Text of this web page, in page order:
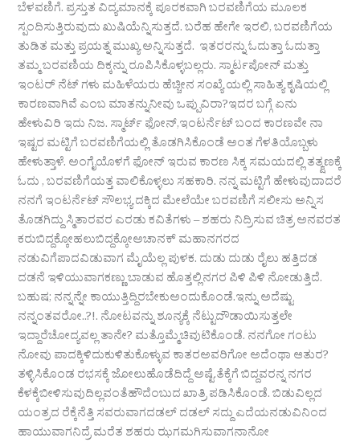
ಬೆಳವಣಿಗೆ. ಪ್ರಸ್ತುತ ವಿದ್ಯಮಾನಕ್ಕೆ ಪೂರಕವಾಗಿ ಬರವಣಿಗೆಯ ಮೂಲಕ
ಸ್ಪಂದಿಸುತ್ತಿರುವುದು ಖುಷಿಯೆನ್ನಿಸುತ್ತದೆ. ಬರೆಹ ಹೇಗೇ ಇರಲಿ, ಬರವಣಿಗೆಯ
ತುಡಿತ ಮತ್ತು ಪ್ರಯತ್ನ ಮುಖ್ಯ ಅನ್ನಿಸುತ್ತದೆ. ಇತರರನ್ನು ಓದುತ್ತಾ ಓದುತ್ತಾ
ತಮ್ಮ ಬರವಣಿಯ ದಿಕ್ಕನ್ನು ರೂಪಿಸಿಕೊಳ್ಳಬಲ್ಲರು. ಸ್ಮಾರ್ಟಪೋನ್ ಮತ್ತು
ಇಂಟರ್ ನೆಟ್ ಗಳು ಮಹಿಳೆಯರು ಹೆಚ್ಚೀನ ಸಂಖ್ಯೆ ಯಲ್ಲಿ ಸಾಹಿತ್ಯ ಕೃಷಿಯಲ್ಲಿ
ಕಾರಣವಾಗಿವೆ ಎಂಬ ಮಾತನ್ನುನೀವು ಒಪ್ಪುವಿರಾ?ಇದರ ಬಗ್ಗೆ ಏನು
ಹೇಳುವಿರಿ ಇದು ನಿಜ. ಸ್ಮಾರ್ಟ್ ಫೋನ್,ಇಂಟರ್ನೆಟ್ ಬಂದ ಕಾರಣವೇ ನಾ
ಇಷ್ಟರ ಮಟ್ಟಿಗೆ ಬರವಣಿಗೆಯಲ್ಲಿ ತೊಡಗಿಸಿಕೊಂಡೆ ಅಂತ ಗೆಳತಿಯೊಬ್ಬಳು
ಹೇಳುತ್ತಾಳೆ. ಅಂಗೈಯೊಳಗೆ ಫೋನ್ ಇರುವ ಕಾರಣ ಸಿಕ್ಕ ಸಮಯದಲ್ಲಿ ತತ್ಕ್ಷಣಕ್ಕೆ
ಓದು , ಬರವಣಿಗೆಯತ್ತ ವಾಲಿಕೊಳ್ಳಲು ಸಹಕಾರಿ. ನನ್ನ ಮಟ್ಟಿಗೆ ಹೇಳುವುದಾದರೆ
ನನಗೆ ಇಂಟರ್ನೆಟ್ ಸೌಲಭ್ಯ ದಕ್ಕಿದ ಮೇಲೆಯೇ ಬರವಣಿಗೆ ಸಲೀಸು ಅನ್ನಿಸ
ತೊಡಗಿದ್ದು ಸ್ಮಿತಾರವರ ಎರಡು ಕವಿತೆಗಳು – ಶಹರು ನಿದ್ರಿಸುವ ಚಿತ್ರ ಅನವರತ
ಕರುಬಿದ್ದಕ್ಕೋಹಲುಬಿದ್ದಕ್ಕೋಅಚಾನಕ್ ಮಹಾನಗರದ
ನಡುವಿಗೆಪಾದವಿಡುವಾಗ ಮೈಯೆಲ್ಲ ಪುಳಕ. ದುಡು ದುಡು ರೈಲು ಹತ್ತಿದಡ
ದಡನೆ ಇಳಿಯುವಾಗಕಣ್ಣು ಬಾಡುವ ಹೊತ್ತಲ್ಲಿನಗರ ಪಿಳಿ ಪಿಳಿ ನೋಡುತ್ತಿದೆ.
ಬಹುಷ; ನನ್ನನ್ನೇ ಕಾಯುತ್ತಿದ್ದಿರಬೇಕುಅಂದುಕೊಂಡೆ.ಇನ್ನು ಅದೆಷ್ಟು
ನನ್ನಂತವರೋ..?!. ನೋಟವನ್ನು ಶೂನ್ಯಕ್ಕೆ ನೆಟ್ಟುದೌಡಾಯಿಸುತ್ತಲೇ
ಇದ್ದಾರೆಚೋದ್ಯವಲ್ಲ ತಾನೇ? ಮತ್ತೊಮ್ಮೆಚಿವುಟಿಕೊಂಡೆ. ನನಗೋ ಗಂಟು
ನೋವು ಪಾದಕ್ಕಿಳಿದುಕುಳಿತುಕೊಳ್ಳುವ ಕಾತರಅವರಿಗೋ ಅದೆಂಥಾ ಆತುರ?
ತಳ್ಳಿಸಿಕೊಂಡ ರಭಸಕ್ಕೆ ಜೋಲುಹೊಡೆದಿದ್ದೆ ಅಷ್ಟೆ.ತೆಕ್ಕೆಗೆ ಬಿದ್ದವರನ್ನ ನಗರ
ಕೆಳಕ್ಕೆಬೀಳಿಸುವುದಿಲ್ಲವಂತೆಹೌದೆಂಬುದ ಖಾತ್ರಿ ಪಡಿಸಿಕೊಂಡೆ. ಬಿಡುವಿಲ್ಲದ
ಯಂತ್ರದ ರೆಕ್ಕೆನೆತ್ತಿ ಸವರುವಾಗದಡಲ್ ದಡಲ್ ಸದ್ದು ಎದೆಯನಡುವಿನಿಂದ
ಹಾಯುವಾಗನಿದ್ರೆ ಮರೆತ ಶಹರು ಝಗಮಗಿಸುವಾಗನಾನೋ